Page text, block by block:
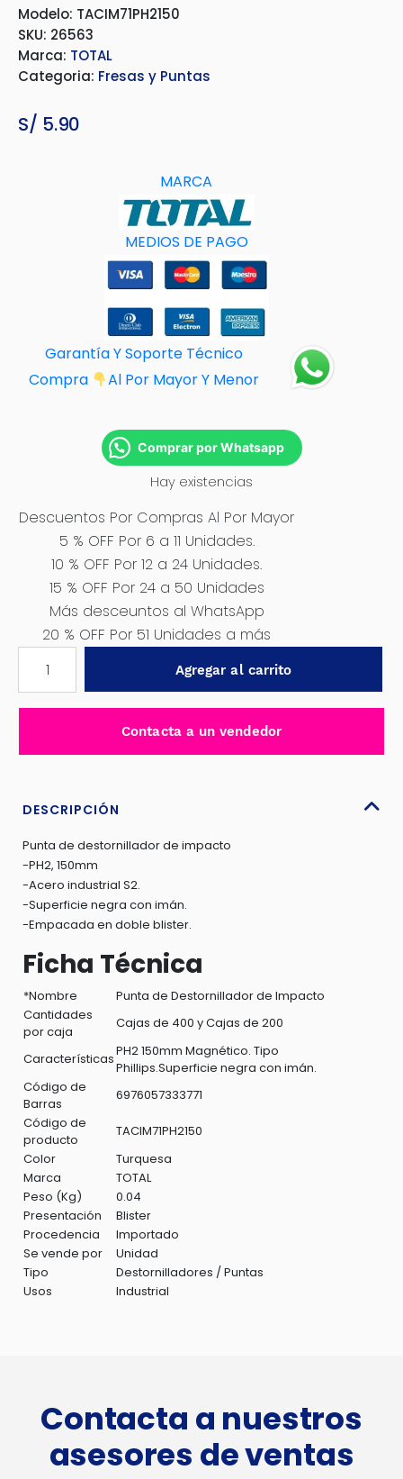
Modelo: TACIM71PH2150
SKU: 26563
Marca: TOTAL
Categoria: Fresas y Puntas
S/ 5.90
MARCA
MEDIOS DE PAGO
Garantía Y Soporte Técnico
Compra
Al Por Mayor Y Menor
Comprar por Whatsapp
Hay existencias
Descuentos Por Compras Al Por Mayor
5 % OFF Por 6 a 11 Unidades.
10 % OFF Por 12 a 24 Unidades.
15 % OFF Por 24 a 50 Unidades
Más desceuntos al WhatsApp
20 % OFF Por 51 Unidades a más
IMPACTO
INDUSTRIAL
TACIM71PH2150
cantidad
Agregar al carrito
Contacta a un vendedor
DESCRIPCIÓN
Punta de destornillador de impacto
-PH2, 150mm
-Acero industrial S2.
-Superficie negra con imán.
-Empacada en doble blister.
Ficha Técnica
*Nombre
Punta de Destornillador de Impacto
Cantidades
por caja
Cajas de 400 y Cajas de 200
CaracterísticasPH2 150mm Magnético. Tipo
Phillips.Superficie negra con imán.
Código de
Barras
6976057333771
Código de
producto
TACIM71PH2150
Color
Turquesa
Marca
TOTAL
Peso (Kg)
0.04
Presentación
Blister
Procedencia
Importado
Se vende por
Unidad
Tipo
Destornilladores / Puntas
Usos
Industrial
Contacta a nuestros
asesores de ventas